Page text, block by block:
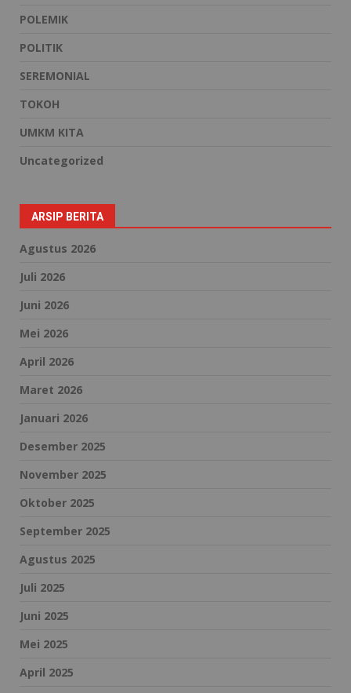
POLEMIK
POLITIK
SEREMONIAL
TOKOH
UMKM KITA
Uncategorized
ARSIP BERITA
Agustus 2026
Juli 2026
Juni 2026
Mei 2026
April 2026
Maret 2026
Januari 2026
Desember 2025
November 2025
Oktober 2025
September 2025
Agustus 2025
Juli 2025
Juni 2025
Mei 2025
April 2025